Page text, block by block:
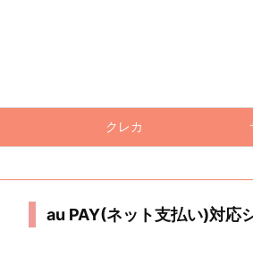
クレカ
au PAY(ネット支払い)対応